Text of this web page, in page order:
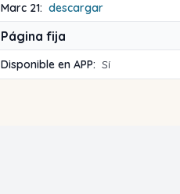
Marc 21: descargar
Página fija
Disponible en APP: Sí